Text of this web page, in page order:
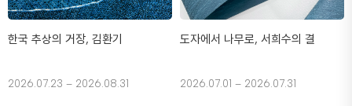
한국 추상의 거장, 김환기
2026.07.23 – 2026.08.31
도자에서 나무로, 서희수의 결
2026.07.01 – 2026.07.31